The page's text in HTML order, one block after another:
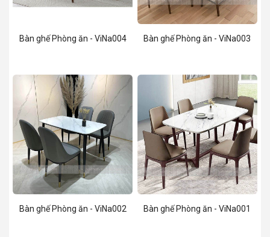
Bàn ghế Phòng ăn - ViNa004 Bàn ghế Phòng ăn - ViNa003
Bàn ghế Phòng ăn - ViNa002 Bàn ghế Phòng ăn - ViNa001